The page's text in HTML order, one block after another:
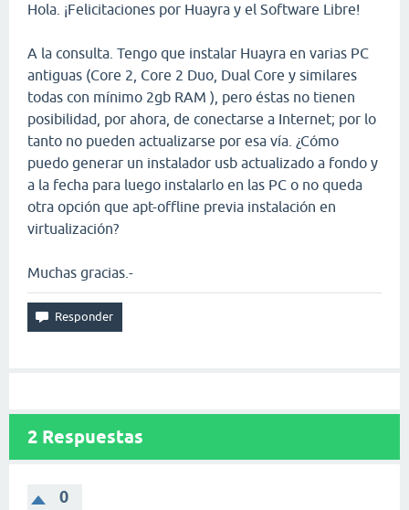
Hola. ¡Felicitaciones por Huayra y el Software Libre!
A la consulta. Tengo que instalar Huayra en varias PC
antiguas (Core 2, Core 2 Duo, Dual Core y similares
todas con mínimo 2gb RAM ), pero éstas no tienen
posibilidad, por ahora, de conectarse a Internet; por lo
tanto no pueden actualizarse por esa vía. ¿Cómo
puedo generar un instalador usb actualizado a fondo y
a la fecha para luego instalarlo en las PC o no queda
otra opción que apt-offline previa instalación en
virtualización?
Muchas gracias.-
2 Respuestas
0